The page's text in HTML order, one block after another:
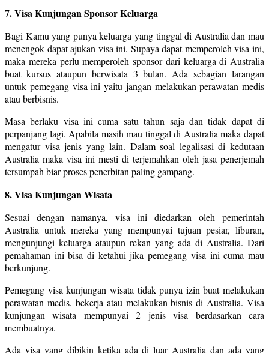
7. Visa Kunjungan Sponsor Keluarga
Bagi Kamu yang punya keluarga yang tinggal di Australia dan mau
menengok dapat ajukan visa ini. Supaya dapat memperoleh visa ini,
maka mereka perlu memperoleh sponsor dari keluarga di Australia
buat kursus ataupun berwisata 3 bulan. Ada sebagian larangan
untuk pemegang visa ini yaitu jangan melakukan perawatan medis
atau berbisnis.
Masa berlaku visa ini cuma satu tahun saja dan tidak dapat di
perpanjang lagi. Apabila masih mau tinggal di Australia maka dapat
mengatur visa jenis yang lain. Dalam soal legalisasi di kedutaan
Australia maka visa ini mesti di terjemahkan oleh jasa penerjemah
tersumpah biar proses penerbitan paling gampang.
8. Visa Kunjungan Wisata
Sesuai dengan namanya, visa ini diedarkan oleh pemerintah
Australia untuk mereka yang mempunyai tujuan pesiar, liburan,
mengunjungi keluarga ataupun rekan yang ada di Australia. Dari
pemahaman ini bisa di ketahui jika pemegang visa ini cuma mau
berkunjung.
Pemegang visa kunjungan wisata tidak punya izin buat melakukan
perawatan medis, bekerja atau melakukan bisnis di Australia. Visa
kunjungan wisata mempunyai 2 jenis visa berdasarkan cara
membuatnya.
Ada visa yang dibikin ketika ada di luar Australia dan ada yang